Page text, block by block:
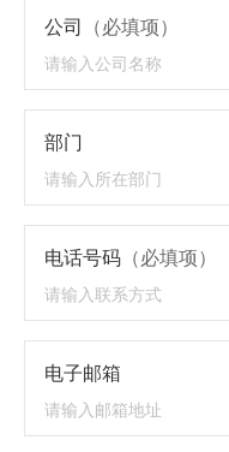
公司 （必填项）
部门
电话号码 （必填项）
电子邮箱